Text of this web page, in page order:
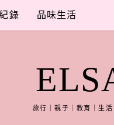
錄 品味生活
旅行｜親子｜教育｜生